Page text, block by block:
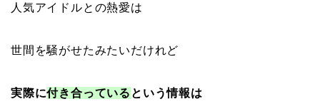
人気アイドルとの熱愛は
世間を騒がせたみたいだけれど
実際に付き合っている という情報は